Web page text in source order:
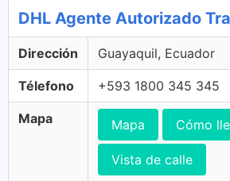
DHL Agente Autorizado
Dirección Guayaquil, Ecuador
Télefono +593 1800 345 345
Mapa Mapa Cómo
Vista de calle